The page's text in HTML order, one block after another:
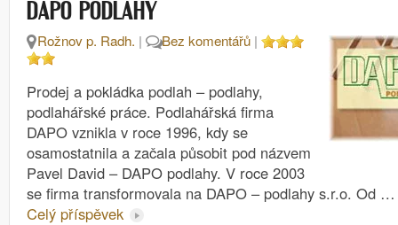
DAPO PODLAHY
Rožnov p. Radh. | Bez komentářů |
Prodej a pokládka podlah – podlahy,
podlahářské práce. Podlahářská firma
DAPO vznikla v roce 1996, kdy se
osamostatnila a začala působit pod názvem
Pavel David – DAPO podlahy. V roce 2003
se firma transformovala na DAPO – podlahy s.r.o. Od …
Celý příspěvek